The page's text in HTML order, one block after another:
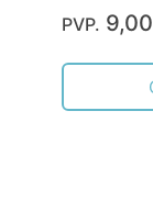
PVP.